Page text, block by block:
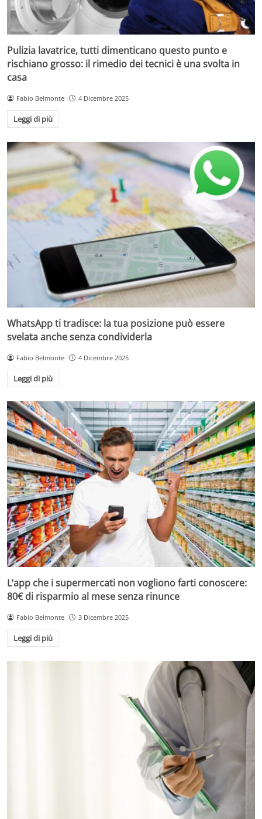
Pulizia lavatrice, tutti dimenticano questo punto e
rischiano grosso: il rimedio dei tecnici è una svolta in
casa
Fabio Belmonte 4 Dicembre 2025
Leggi di più
WhatsApp ti tradisce: la tua posizione può essere
svelata anche senza condividerla
Fabio Belmonte 4 Dicembre 2025
Leggi di più
L’app che i supermercati non vogliono farti conoscere:
80€ di risparmio al mese senza rinunce
Fabio Belmonte 3 Dicembre 2025
Leggi di più